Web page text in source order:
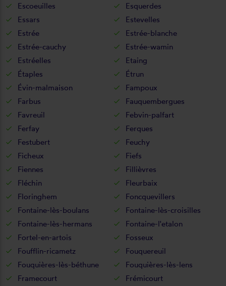
Escoeuilles
Esquerdes
Essars
Estevelles
Estrée
Estrée-blanche
Estrée-cauchy
Estrée-wamin
Estréelles
Etaing
Étaples
Étrun
Évin-malmaison
Fampoux
Farbus
Fauquembergues
Favreuil
Febvin-palfart
Ferfay
Ferques
Festubert
Feuchy
Ficheux
Fiefs
Fiennes
Fillièvres
Fléchin
Fleurbaix
Floringhem
Foncquevillers
Fontaine-lès-boulans
Fontaine-lès-croisilles
Fontaine-lès-hermans
Fontaine-l'etalon
Fortel-en-artois
Fosseux
Foufflin-ricametz
Fouquereuil
Fouquières-lès-béthune
Fouquières-lès-lens
Framecourt
Frémicourt